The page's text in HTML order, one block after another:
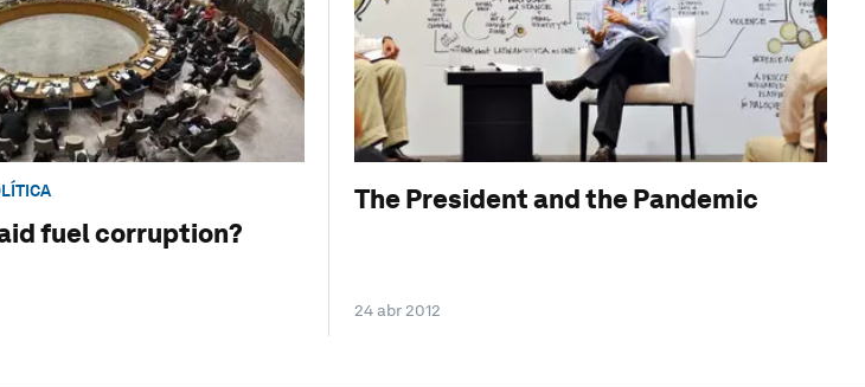
fuel corruption?
The President and the Pandemic
24 abr 2012